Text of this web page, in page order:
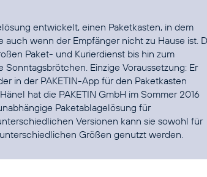
entwickelt, einen Paketkasten, in dem
wenn der Empfänger nicht zu Hause ist.
Paket- und Kurierdienst bis hin zum
Einzige Voraussetzung: Er
in der PAKETIN-App für den Paketkasten
hat die PAKETIN GmbH im Sommer 2016
Paketablagelösung für
Versionen kann sie sowohl für
Größen genutzt werden.